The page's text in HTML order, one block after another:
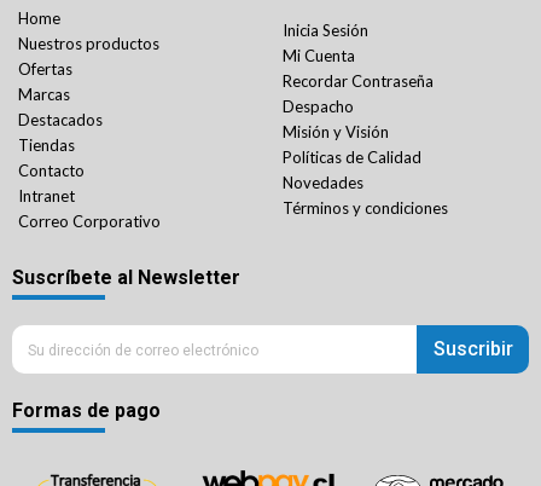
Home
Nuestros productos
Ofertas
Marcas
Destacados
Tiendas
Contacto
Intranet
Correo Corporativo
Inicia Sesión
Mi Cuenta
Recordar Contraseña
Despacho
Misión y Visión
Políticas de Calidad
Novedades
Términos y condiciones
Suscríbete al Newsletter
Suscribir
Formas de pago